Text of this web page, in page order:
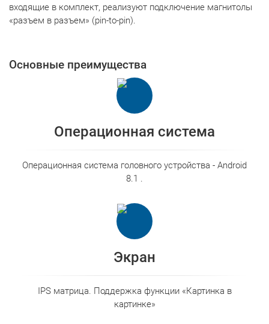
входящие в комплект, реализуют подключение магнитолы
«разъем в разъем» (pin-to-pin).
Основные преимущества
Операционная система
Операционная система головного устройства - Android
8.1 .
Экран
IPS матрица. Поддержка функции «Картинка в
картинке»